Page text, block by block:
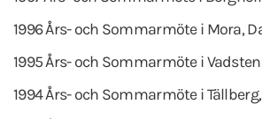
1996 Års- och Sommarmöte i Mora,
1995 Års- och Sommarmöte i
1994 Års- och Sommarmöte i